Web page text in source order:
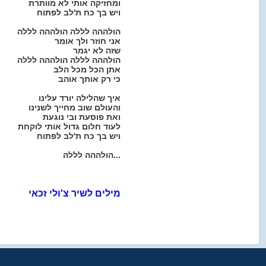
ומחזיקה אותי לא מוותרת
ויש בך כח ת'לב לפתוח
הולההה לללה הולההה לללה
אני חוזר ולך אומר
שזה לא יגמר
הולההה לללה הולההה לללה
אתן הכל מכל הלב
כי רק אותך אוהב
איך שהלילה יורד עלינו
והעולם שוב מחייך לשנינו
ואת פוסעת ובי נוגעת
לעוד חלום גדול אותי לוקחת
ויש בך כח ת'לב לפתוח
הולההה לללה...
מילים לשיר צ'ולי זכאי